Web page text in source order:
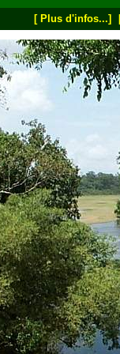
[ Plus d'infos...]